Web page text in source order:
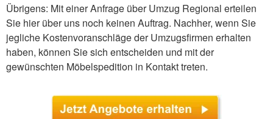
Übrigens: Mit einer Anfrage über Umzug Regional erteilen
Sie hier über uns noch keinen Auftrag. Nachher, wenn Sie
jegliche Kostenvoranschläge der Umzugsfirmen erhalten
haben, können Sie sich entscheiden und mit der
gewünschten Möbelspedition in Kontakt treten.